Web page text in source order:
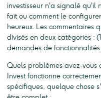
investisseur n'a signalé qu'il
fait ou comment le
heureux. Les commentaires
divisés en deux catégories :
demandes de
Quels problèmes avez-vous
Invest fonctionne
spécifiques, quelque chose